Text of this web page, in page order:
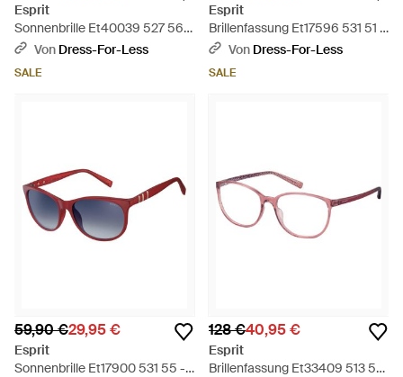
Esprit
Sonnenbrille Et40039 527 56 -
Schwarz
Von Dress-For-Less
SALE
Esprit
Brillenfassung Et17596 531 51 -
Schwarz
Von Dress-For-Less
SALE
59,90 €29,95 €
Esprit
Sonnenbrille Et17900 531 55 -
128 €40,95 €
Esprit
Brillenfassung Et33409 513 53